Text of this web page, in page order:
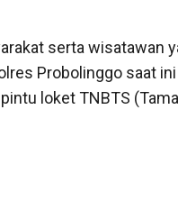
serta wisatawan
Probolinggo saat
loket TNBTS